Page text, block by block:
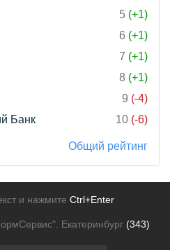
5 (+1)
6 (+1)
7 (+1)
8 (+1)
9 (-4)
Банк
10 (-6)
Общий рейтинг
и нажмите Ctrl+Enter
Екатеринбург (343)